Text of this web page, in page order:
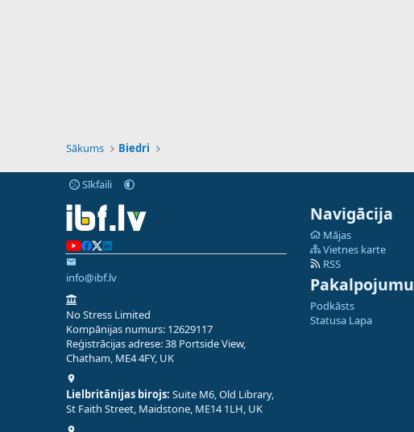
Sākums Biedri
Sīkfaili
info@ibf.lv
No Stress Limited
Kompānijas numurs: 12629117
Reģistrācijas adrese: 38 Portside View,
Chatham, ME4 4FY, UK
Lielbritānijas birojs: Suite M6, Old Library,
St Faith Street, Maidstone, ME14 1LH, UK
Navigācija
Mājas
Vietnes karte
RSS
Pakalpojumu
Podkāsts
Statusa Lapa